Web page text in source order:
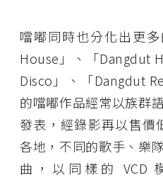
噹嘟同時也分化出更
House」、「Dangdut
Disco」、「Dangdut
的噹嘟作品經常以族群
發表，經錄影再以售價
各地，不同的歌手、樂
曲，以同樣的 VCD